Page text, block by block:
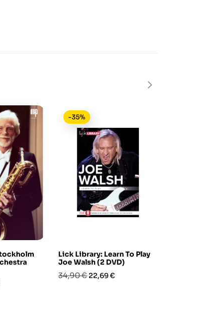
Lick Library: Learn To Play
Joe Walsh (2 DVD)
Prezzo
34,90 €Prezzo
22,69 €
-35%